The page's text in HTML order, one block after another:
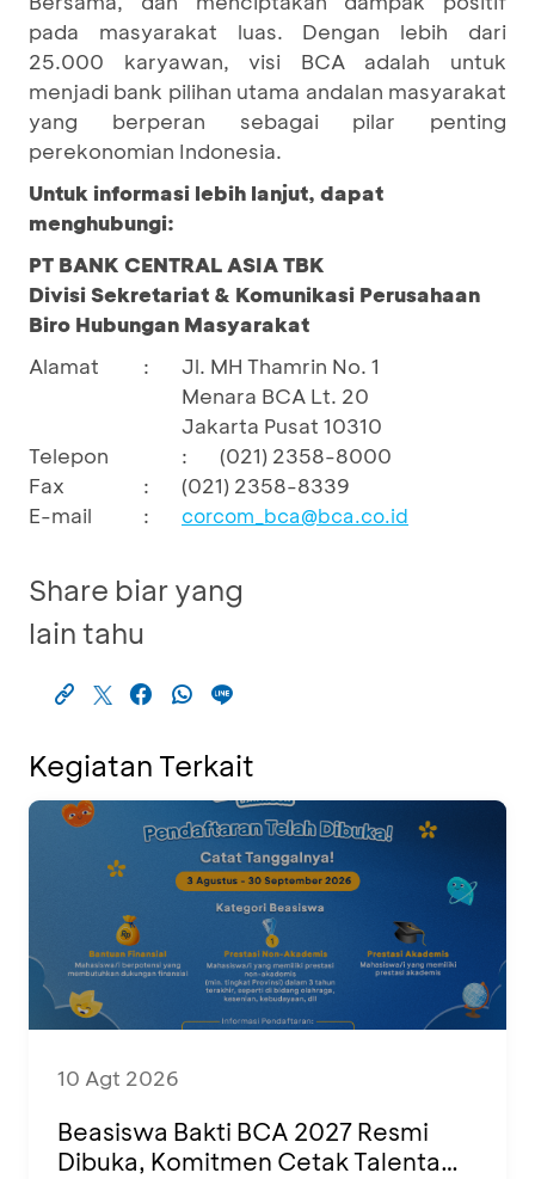
pada masyarakat luas. Dengan lebih dari
25.000 karyawan, visi BCA adalah untuk
menjadi bank pilihan utama andalan masyarakat
yang berperan sebagai pilar penting
perekonomian Indonesia.
Untuk informasi lebih lanjut, dapat
menghubungi:
PT BANK CENTRAL ASIA TBK
Divisi Sekretariat & Komunikasi Perusahaan
Biro Hubungan Masyarakat
Alamat
:
Jl. MH Thamrin No. 1
Menara BCA Lt. 20
Jakarta Pusat 10310
Telepon
:
(021) 2358-8000
Fax
:
(021) 2358-8339
E-mail
: corcom_bca@bca.co.id
Share biar yang
lain tahu
Kegiatan Terkait
10 Agt 2026
Beasiswa Bakti BCA 2027 Resmi
Dibuka, Komitmen Cetak Talenta